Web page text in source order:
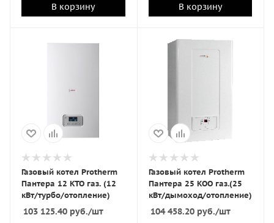
В корзину В корзину
Газовый котел Protherm
Пантера 12 KTO газ. (12
кВт/турбо/отопление)
103 125.40 руб./шт
Газовый котел Protherm
Пантера 25 KOO газ.(25
кВт/дымоход/отопление)
104 458.20руб./шт